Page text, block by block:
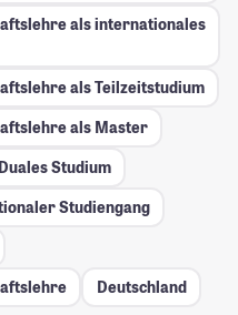
als internationales
als Teilzeitstudium
als Master
Duales Studium
Studiengang
Deutschland